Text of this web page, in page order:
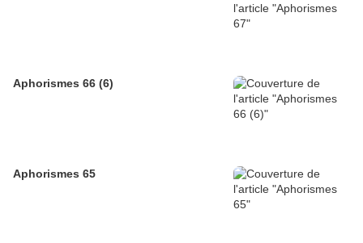
Aphorismes 66 (6)
Aphorismes 65